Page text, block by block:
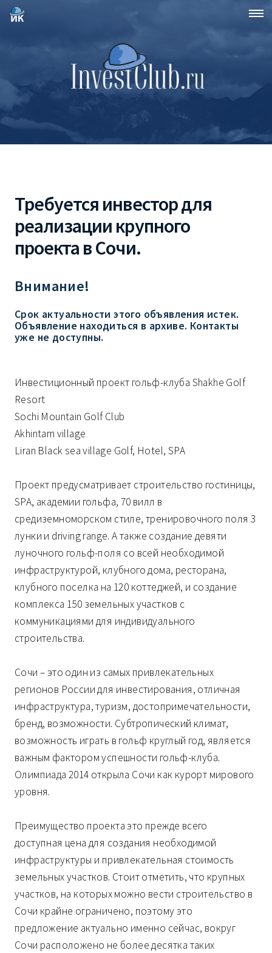
Требуется инвестор для
реализации крупного
проекта в Сочи.
Внимание!
Срок актуальности этого объявления истек.
Объявление находиться в архиве. Контакты
уже не доступны.
Инвестиционный проект гольф-клуба Shakhe Golf
Resort
Sochi Mountain Golf Club
Akhintam village
Liran Black sea village Golf, Hotel, SPA
Проект предусматривает строительство гостиницы,
SPA, академии гольфа, 70 вилл в
средиземноморском стиле, тренировочного поля 3
лунки и driving range. А также создание девяти
луночного гольф-поля со всей необходимой
инфраструктурой, клубного дома, ресторана,
клубного поселка на 120 коттеджей, и создание
комплекса 150 земельных участков с
коммуникациями для индивидуального
строительства.
Сочи – это один из самых привлекательных
регионов России для инвестирования, отличная
инфраструктура, туризм, достопримечательности,
бренд, возможности. Субтропический климат,
возможность играть в гольф круглый год, является
важным фактором успешности гольф-клуба.
Олимпиада 2014 открыла Сочи как курорт мирового
уровня.
Преимущество проекта это прежде всего
доступная цена для создания необходимой
инфраструктуры и привлекательная стоимость
земельных участков. Стоит отметить, что крупных
участков, на которых можно вести строительство в
Сочи крайне ограничено, поэтому это
предложение актуально именно сейчас, вокруг
Сочи расположено не более десятка таких